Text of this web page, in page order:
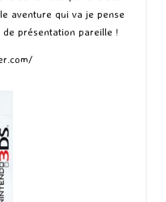
aventure qui va je pense
présentation pareille !